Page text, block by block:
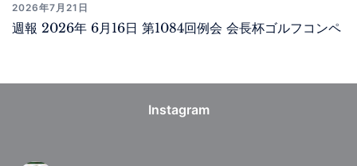
2026年7月21日
週報 2026年 6月16日 第1084回例会 会長杯ゴルフコンペ
Instagram